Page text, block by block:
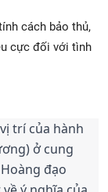
cách bảo thủ,
cực đối với tình
trí của hành
ở cung
đạo